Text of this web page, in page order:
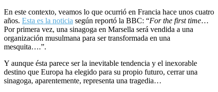
En este contexto, veamos lo que ocurrió en Francia hace unos cuatro
años. Esta es la noticia según reportó la BBC: “For the first time…
Por primera vez, una sinagoga en Marsella será vendida a una
organización musulmana para ser transformada en una
mesquita….”.
Y aunque ésta parece ser la inevitable tendencia y el inexorable
destino que Europa ha elegido para su propio futuro, cerrar una
sinagoga, aparentemente, representa una tragedia…